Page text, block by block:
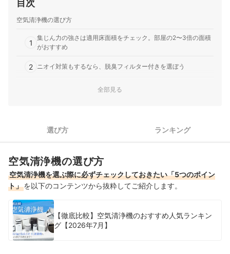
目次
空気清浄機の選び方
1
集じん力の強さは適用床面積をチェック。部屋の2〜3倍の面積
がおすすめ
2 ニオイ対策もするなら、脱臭フィルター付きを選ぼう
細かな設定の手間が気になるなら、2つの運転モード付きを選ぼ
加湿機能・除湿機能の有無も確認しよう
自動掃除機能付き空気清浄機全13商品おすすめ人気ランキング
自動掃除機能付き空気清浄機の売れ筋ランキングもチェック！
全部見る
選び方 ランキング
空気清浄機の選び方
空気清浄機を選ぶ際に必ずチェックしておきたい「5つのポイン
ト」を以下のコンテンツから抜粋してご紹介します。
【徹底比較】空気清浄機のおすすめ人気ランキン
グ【2026年7月】